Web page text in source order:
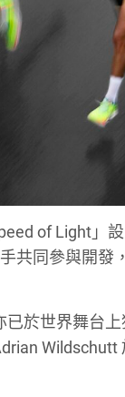
of Light」
共同參與開發
已於世界舞台